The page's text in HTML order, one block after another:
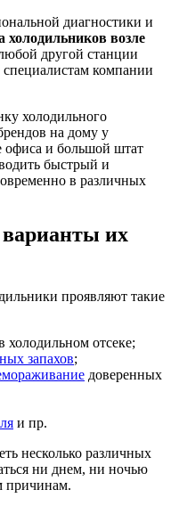
диагностики и
холодильников возле
другой станции
компании
холодильного
на дому у
офиса и большой штат
быстрый и
в различных
их
проявляют такие
холодильном отсеке;
запахов;
доверенных
и пр.
несколько различных
ни днем, ни ночью
причинам.